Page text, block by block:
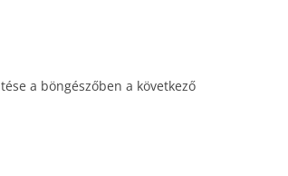
a böngészőben a következő